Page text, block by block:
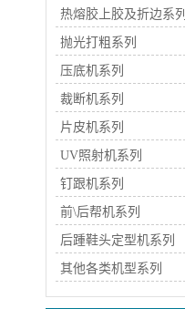
热熔胶上胶及折边系列
抛光打粗系列
压底机系列
裁断机系列
片皮机系列
UV照射机系列
钉跟机系列
前\后帮机系列
后踵鞋头定型机系列
其他各类机型系列